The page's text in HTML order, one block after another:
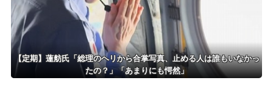
蔽体質”
【定期】蓮舫氏「総理のヘリから合掌写真、止める人は誰もいなかっ
たの？」「あまりにも愕然」